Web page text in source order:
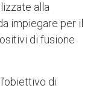
alla
impiegare per il
di fusione
di